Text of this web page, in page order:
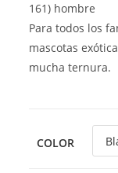
161) hombre
Para todos los
mascotas
mucha ternura.
COLOR